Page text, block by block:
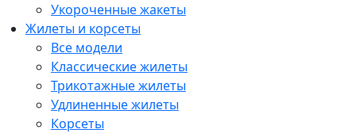
Укороченные жакеты
Жилеты и корсеты
Все модели
Классические жилеты
Трикотажные жилеты
Удлиненные жилеты
Корсеты